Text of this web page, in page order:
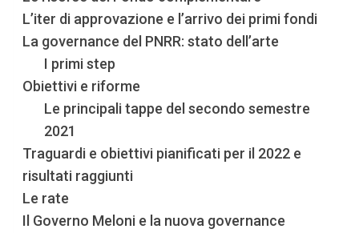
L’iter di approvazione e l’arrivo dei primi fondi
La governance del PNRR: stato dell’arte
I primi step
Obiettivi e riforme
Le principali tappe del secondo semestre
2021
Traguardi e obiettivi pianificati per il 2022 e
risultati raggiunti
Le rate
Il Governo Meloni e la nuova governance